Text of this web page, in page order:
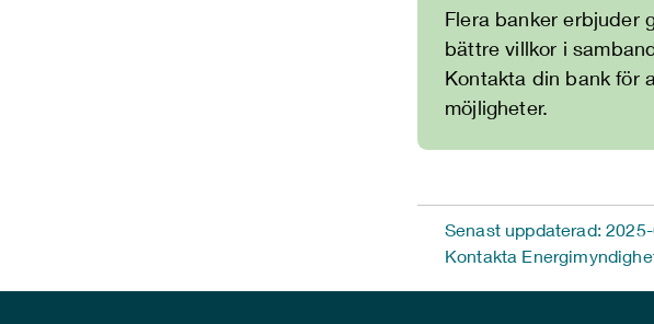
Flera banker erbjuder
bättre villkor i
Kontakta din bank för
möjligheter.
Senast uppdaterad:
Kontakta